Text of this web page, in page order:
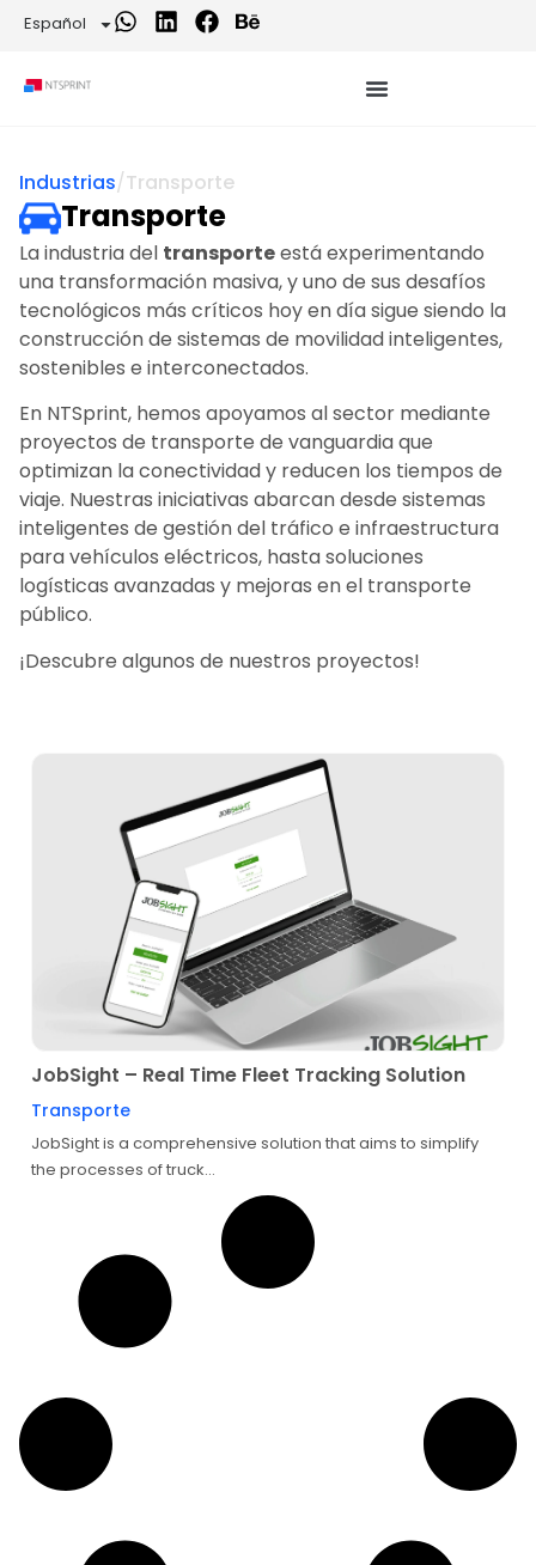
Español
Industrias/Transporte
Transporte
La industria del transporteestá experimentando
una transformación masiva, y uno de sus desafíos
tecnológicos más críticos hoy en día sigue siendo la
construcción de sistemas de movilidad inteligentes,
sostenibles e interconectados.
En NTSprint, hemos apoyamos al sector mediante
proyectos de transporte de vanguardia que
optimizan la conectividad y reducen los tiempos de
viaje. Nuestras iniciativas abarcan desde sistemas
inteligentes de gestión del tráfico e infraestructura
para vehículos eléctricos, hasta soluciones
logísticas avanzadas y mejoras en el transporte
público.
¡Descubre algunos de nuestros proyectos!
JobSight – Real Time Fleet Tracking Solution
Transporte
JobSight is a comprehensive solution that aims to simplify
the processes of truck...